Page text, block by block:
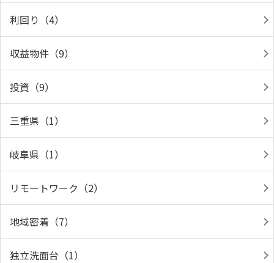
利回り（4）
収益物件（9）
投資（9）
三重県（1）
岐阜県（1）
リモートワーク（2）
地域密着（7）
独立洗面台（1）